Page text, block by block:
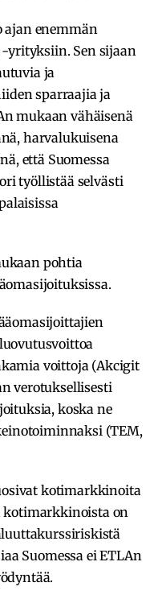
ajan enemmän
yrityksiin. Sen sijaan
ja
sparraajia ja
mukaan vähäisenä
harvalukuisena
että Suomessa
työllistää selvästi
pohtia
voittoja (Akcigit
verotuksellisesti
koska ne
(TEM,
kotimarkkinoita
kotimarkkinoista on
Suomessa ei ETLAn